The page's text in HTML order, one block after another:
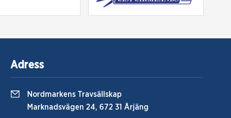
Adress
Nordmarkens Travsällskap
Marknadsvägen 24, 672 31 Årjäng